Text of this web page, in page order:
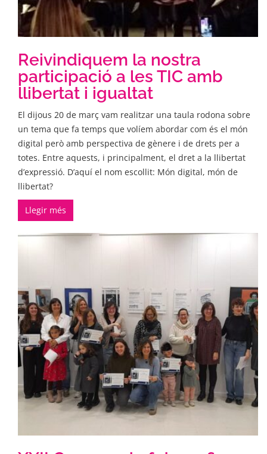
Reivindiquem la nostra
participació a les TIC amb
llibertat i igualtat
El dijous 20 de març vam realitzar una taula rodona sobre
un tema que fa temps que volíem abordar com és el món
digital però amb perspectiva de gènere i de drets per a
totes. Entre aquests, i principalment, el dret a la llibertat
d’expressió. D’aquí el nom escollit: Món digital, món de
llibertat?
Llegir més